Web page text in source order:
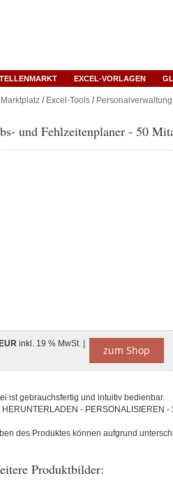
EXCEL-VORLAGEN
Marktplatz/ Excel-Tools/ Personalverwaltung
und Fehlzeitenplaner - 50
inkl. 19 % MwSt. | zum Shop
ist gebrauchsfertig und intuitiv bedienbar.
HERUNTERLADEN - PERSONALISIEREN -
des Produktes können aufgrund
Produktbilder: